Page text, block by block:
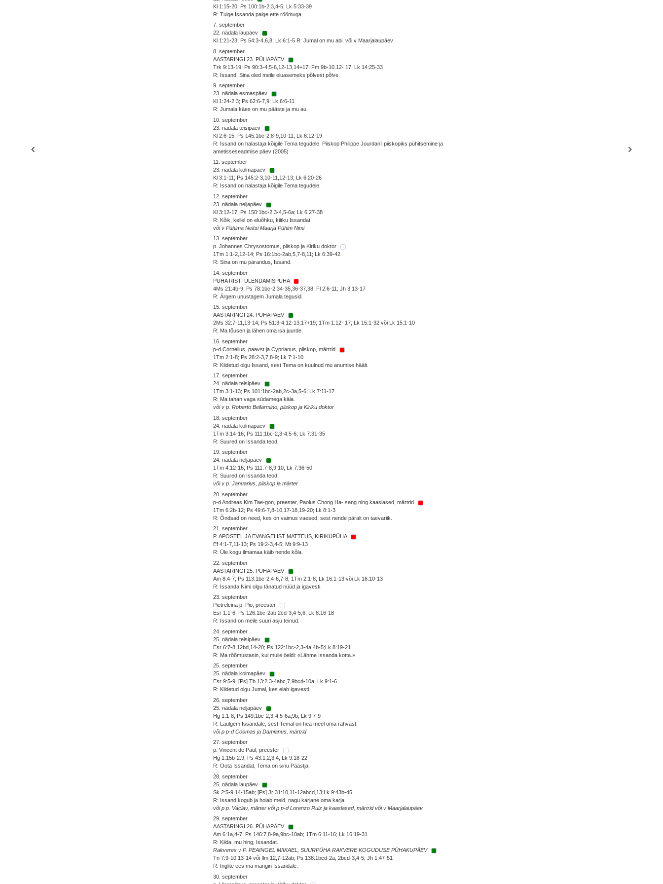
Kl 1:15-20; Ps 100:1b-2,3,4-5; Lk 5:33-39
R: Tulge Issanda palge ette rõõmuga.
7. september
22. nädala laupäev
Kl 1:21-23; Ps 54:3-4,6,8; Lk 6:1-5 R: Jumal on mu abi. või v Maarjalaupäev
8. september
AASTARINGI 23. PÜHAPÄEV
Trk 9:13-19; Ps 90:3-4,5-6,12-13,14+17; Fm 9b-10.12- 17; Lk 14:25-33
R: Issand, Sina oled meile eluasemeks põlvest põlve.
9. september
23. nädala esmaspäev
Kl 1:24-2:3; Ps 62:6-7,9; Lk 6:6-11
R: Jumala käes on mu pääste ja mu au.
10. september
23. nädala teisipäev
Kl 2:6-15; Ps 145:1bc-2,8-9,10-11; Lk 6:12-19
R: Issand on halastaja kõigile Tema tegudele. Piiskop Philippe Jourdan’i piiskopiks pühitsemine ja
ametisseseadmise päev (2005)
11. september
23. nädala kolmapäev
Kl 3:1-11; Ps 145:2-3,10-11,12-13; Lk 6:20-26
R: Issand on halastaja kõigile Tema tegudele.
12. september
23. nädala neljapäev
Kl 3:12-17; Ps 150:1bc-2,3-4,5-6a; Lk 6:27-38
R: Kõik, kellel on eluõhku, kiitku Issandat.
või v Pühima Neitsi Maarja Pühim Nimi
13. september
p. Johannes Chrysostomus, piiskop ja Kiriku doktor
1Tm 1:1-2,12-14; Ps 16:1bc-2ab,5,7-8,11; Lk 6:39-42
R: Sina on mu pärandus, Issand.
14. september
PÜHA RISTI ÜLENDAMISPÜHA
4Ms 21:4b-9; Ps 78:1bc-2,34-35,36-37,38; Fl 2:6-11; Jh 3:13-17
R: Ärgem unustagem Jumala tegusid.
15. september
AASTARINGI 24. PÜHAPÄEV
2Ms 32:7-11,13-14; Ps 51:3-4,12-13,17+19; 1Tm 1:12- 17; Lk 15:1-32 või Lk 15:1-10
R: Ma tõusen ja lähen oma isa juurde.
16. september
p-d Cornelius, paavst ja Cyprianus, piiskop, märtrid
1Tm 2:1-8; Ps 28:2-3,7,8-9; Lk 7:1-10
R: Kiidetud olgu Issand, sest Tema on kuulnud mu anumise häält.
17. september
24. nädala teisipäev
1Tm 3:1-13; Ps 101:1bc-2ab,2c-3a,5-6; Lk 7:11-17
R: Ma tahan vaga südamega käia.
või v p. Roberto Bellarmino, piiskop ja Kiriku doktor
18. september
24. nädala kolmapäev
1Tm 3:14-16; Ps 111:1bc-2,3-4,5-6; Lk 7:31-35
R: Suured on Issanda teod.
19. september
24. nädala neljapäev
1Tm 4:12-16; Ps 111:7-8,9,10; Lk 7:36-50
R: Suured on Issanda teod.
või v p. Januarius, piiskop ja märter
20. september
p-d Andreas Kim Tae-gon, preester, Paolus Chong Ha- sang ning kaaslased, märtrid
1Tm 6:2b-12; Ps 49:6-7,8-10,17-18,19-20; Lk 8:1-3
R: Õndsad on need, kes on vaimus vaesed, sest nende päralt on taevariik.
21. september
P. APOSTEL JA EVANGELIST MATTEUS, KIRIKUPÜHA
Ef 4:1-7,11-13; Ps 19:2-3,4-5; Mt 9:9-13
R: Üle kogu ilmamaa käib nende kõla.
22. september
AASTARINGI 25. PÜHAPÄEV
Am 8:4-7; Ps 113:1bc-2,4-6,7-8; 1Tm 2:1-8; Lk 16:1-13 või Lk 16:10-13
R: Issanda Nimi olgu tänatud nüüd ja igavesti.
23. september
Pietrelcina p. Pio, preester
Esr 1:1-6; Ps 126:1bc-2ab,2cd-3,4-5,6; Lk 8:16-18
R: Issand on meile suuri asju teinud.
24. september
25. nädala teisipäev
Esr 6:7-8,12bd,14-20; Ps 122:1bc-2,3-4a,4b-5;Lk 8:19-21
R: Ma rõõmustasin, kui mulle öeldi: «Lähme Issanda kotta.»
25. september
25. nädala kolmapäev
Esr 9:5-9; [Ps] Tb 13:2,3-4abc,7,9bcd-10a; Lk 9:1-6
R: Kiidetud olgu Jumal, kes elab igavesti.
26. september
25. nädala neljapäev
Hg 1:1-8; Ps 149:1bc-2,3-4,5-6a,9b; Lk 9:7-9
R: Laulgem Issandale, sest Temal on hea meel oma rahvast.
või p p-d Cosmas ja Damianus, märtrid
27. september
p. Vincent de Paul, preester
Hg 1:15b-2:9; Ps 43:1,2,3,4; Lk 9:18-22
R: Oota Issandat, Tema on sinu Päästja.
28. september
25. nädala laupäev
Sk 2:5-9,14-15ab; [Ps] Jr 31:10,11-12abcd,13;Lk 9:43b-45
R: Issand kogub ja hoiab meid, nagu karjane oma karja.
või p p. Václav, märter või p p-d Lorenzo Ruiz ja kaaslased, märtrid või v Maarjalaupäev
29. september
AASTARINGI 26. PÜHAPÄEV
Am 6:1a,4-7; Ps 146:7,8-9a,9bc-10ab; 1Tm 6:11-16; Lk 16:19-31
R: Kiida, mu hing, Issandat.
Rakveres v P. PEAINGEL MIIKAEL, SUURPÜHA RAKVERE KOGUDUSE PÜHAKUPÄEV
Tn 7:9-10,13-14 või Ilm 12,7-12ab; Ps 138:1bcd-2a, 2bcd-3,4-5; Jh 1:47-51
R: Inglite ees ma mängin Issandale.
30. september